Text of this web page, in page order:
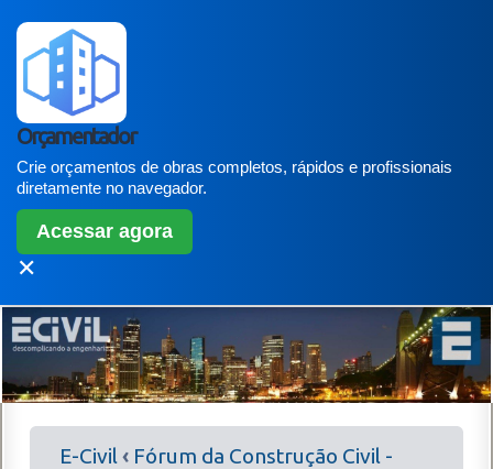
Orçamentador
Crie orçamentos de obras completos, rápidos e profissionais
diretamente no navegador.
Acessar agora
✕
E-Civil‹ Fórum da Construção Civil -